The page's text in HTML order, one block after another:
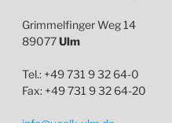
Grimmelfinger Weg 14
89077Ulm
Tel.: +49 731 9 32 64-0
Fax: +49 731 9 32 64-20